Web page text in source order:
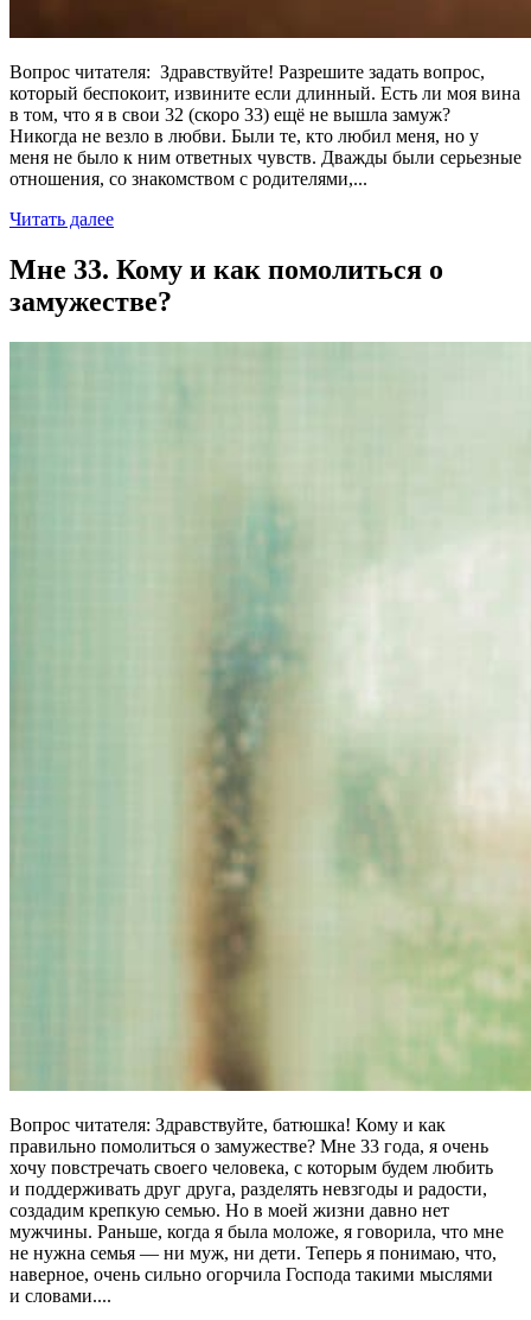
Вопрос читателя: Здравствуйте! Разрешите задать вопрос,
который беспокоит, извините если длинный. Есть ли моя вина
в том, что я в свои 32 (скоро 33) ещё не вышла замуж?
Никогда не везло в любви. Были те, кто любил меня, но у
меня не было к ним ответных чувств. Дважды были серьезные
отношения, со знакомством с родителями,...
Читать далее
Мне 33. Кому и как помолиться о
замужестве?
Вопрос читателя: Здравствуйте, батюшка! Кому и как
правильно помолиться о замужестве? Мне 33 года, я очень
хочу повстречать своего человека, с которым будем любить
и поддерживать друг друга, разделять невзгоды и радости,
создадим крепкую семью. Но в моей жизни давно нет
мужчины. Раньше, когда я была моложе, я говорила, что мне
не нужна семья — ни муж, ни дети. Теперь я понимаю, что,
наверное, очень сильно огорчила Господа такими мыслями
и словами....